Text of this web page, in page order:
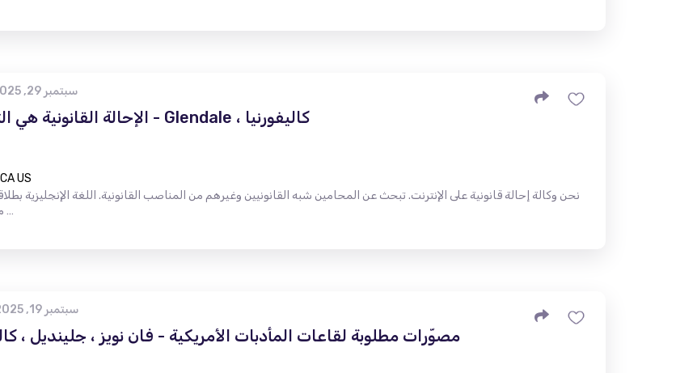
سبتمبر 29, 2025, 3:57 م
الإحالة القانونية هي التوظيف - Glendale ، كاليفورنيا
US
نحن وكالة إحالة قانونية على الإنترنت. تبحث عن المحامين شبه القانونيين وغيرهم من المناصب القانونية. اللغة الإنجليزية
منه. الخبرة …
سبتمبر 19, 2025, 4:09 م
مصوّرات مطلوبة لقاعات المأدبات الأمريكية - فان نويز ، جلينديل ،